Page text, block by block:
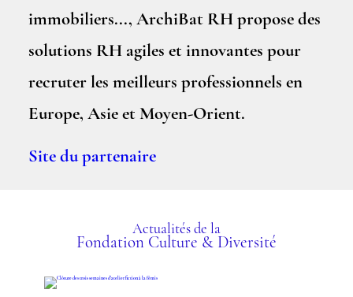
immobiliers..., ArchiBat RH propose des
solutions RH agiles et innovantes pour
recruter les meilleurs professionnels en
Europe, Asie et Moyen-Orient.
Site du partenaire
Actualités de la
Fondation Culture & Diversité